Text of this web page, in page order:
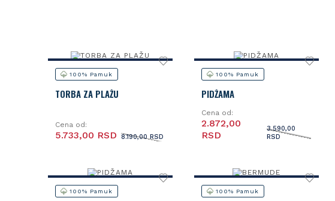
100% Pamuk
TORBA ZA PLAŽU
Cena od:
8.190,00 RSD
5.733,00 RSD
100% Pamuk
PIDŽAMA
Cena od:
3.590,00
RSD
2.872,00
RSD
100% Pamuk 100% Pamuk